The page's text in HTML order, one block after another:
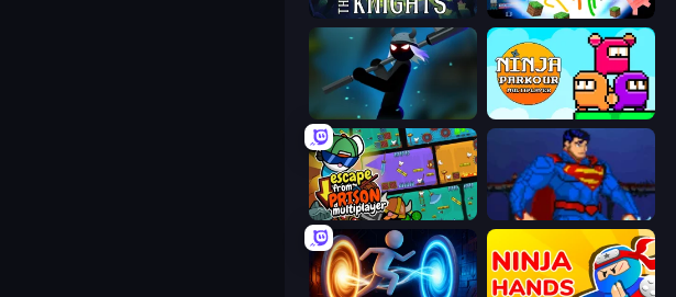
War the Knights Stickman Epic
Stickman Weapon Master Ninja Parkour Multiplayer
Escape From Prison Multiplayer Injustice Gods Among Us